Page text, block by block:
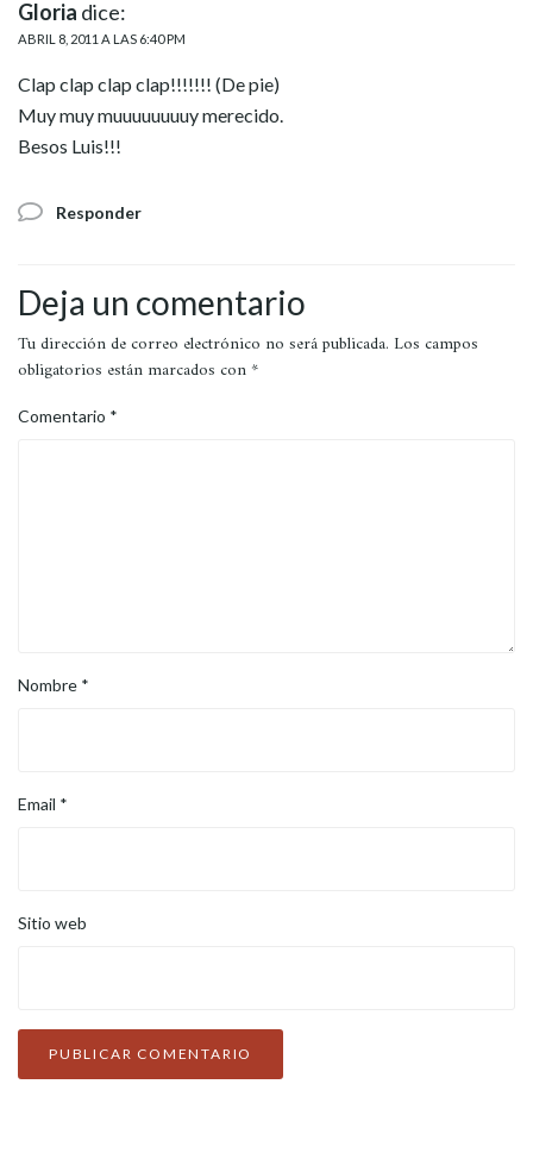
Gloria dice:
ABRIL 8, 2011 A LAS 6:40 PM
Clap clap clap clap!!!!!!! (De pie)
Muy muy muuuuuuuuy merecido.
Besos Luis!!!
Responder
Deja un comentario
Tu dirección de correo electrónico no será publicada. Los campos
obligatorios están marcados con *
Comentario *
Nombre *
Email *
Sitio web